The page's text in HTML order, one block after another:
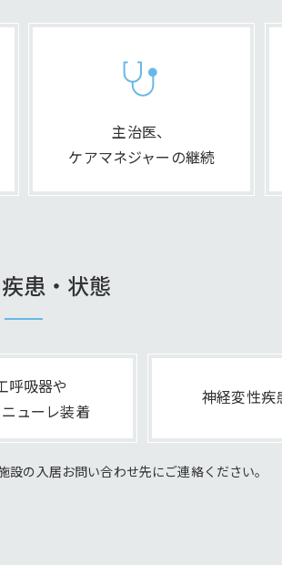
主治医、
ケアマネジャーの継続
患・状態
呼吸器や
ューレ装着
神経変性疾
設の 入居お問い合わせ先にご連絡ください。